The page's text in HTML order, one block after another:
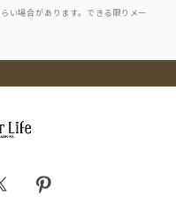
い場合があります。できる限りメー